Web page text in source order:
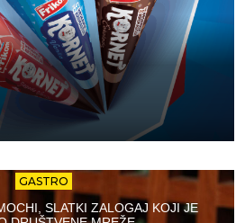
GASTRO
SLATKI ZALOGAJ KOJI JE